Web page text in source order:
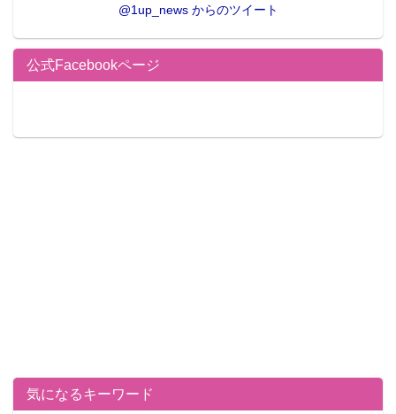
@1up_news からのツイート
公式Facebookページ
気になるキーワード